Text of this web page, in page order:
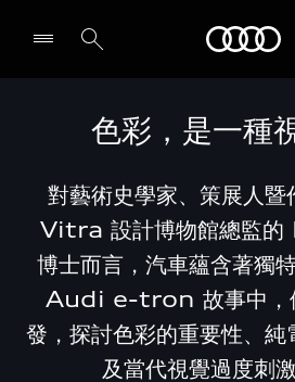
色彩，是一種
對藝術史學家、策展人暨
Vitra 設計博物館總監
博士而言，汽車蘊含著獨
Audi e-tron 故事中，
發，探討色彩的重要性、純
及當代視覺過度刺激